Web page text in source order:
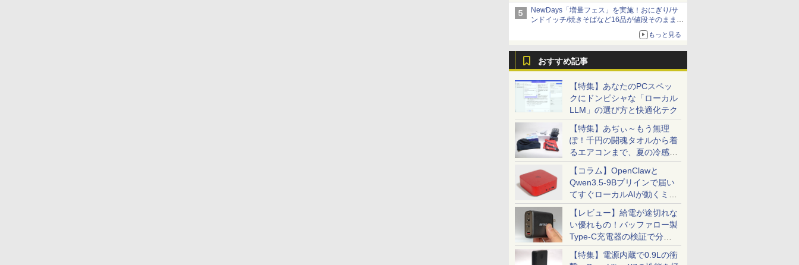
NewDays「増量フェス」を実施！おにぎり/サ
ンドイッチ/焼きそばなど16品が値段そのままで
もっと見る
おすすめ記事
【特集】あなたのPCスペッ
クにドンピシャな「ローカル
LLM」の選び方と快適化テク
【特集】あぢぃ～もう無理
ぽ！千円の闘魂タオルから着
るエアコンまで、夏の冷感グ
ッズ一挙紹介
【コラム】OpenClawと
Qwen3.5-9Bプリインで届い
てすぐローカルAIが動くミニ
PC「SER9 Pro」
【レビュー】給電が途切れな
い優れもの！バッファロー製
Type-C充電器の検証で分か
ったこと
【特集】電源内蔵で0.9Lの衝